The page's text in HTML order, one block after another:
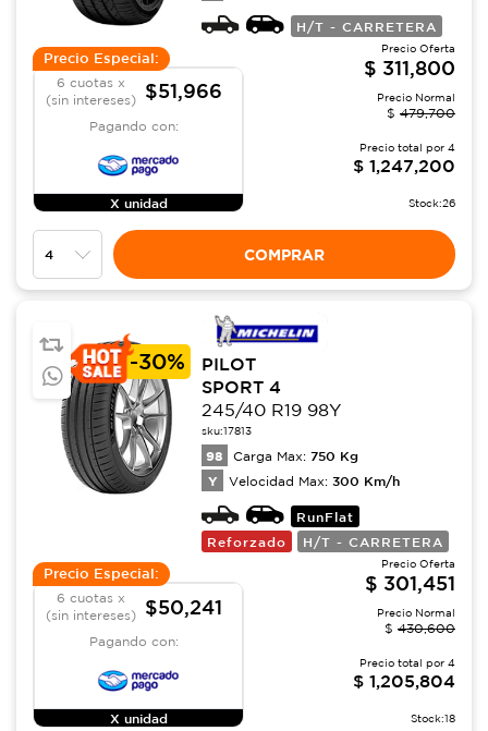
H/T - CARRETERA
Precio Especial:
6 cuotas x
(sin intereses)
$51,966
Pagando con:
X unidad
Precio Oferta
$ 311,800
Precio Normal
$ 479,700
Precio total por 4
$ 1,247,200
Stock:26
COMPRAR
-30%
PILOT
SPORT 4
245/40 R19 98Y
sku:17813
98 Carga Max: 750 Kg
Y Velocidad Max: 300 Km/h
RunFlat
Reforzado
H/T - CARRETERA
Precio Especial:
6 cuotas x
(sin intereses)
$50,241
Pagando con:
X unidad
Precio Oferta
$ 301,451
Precio Normal
$ 430,600
Precio total por 4
$ 1,205,804
Stock:18